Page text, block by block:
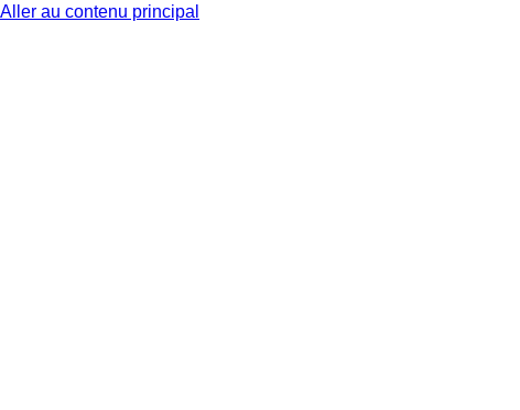
Aller au contenu principal